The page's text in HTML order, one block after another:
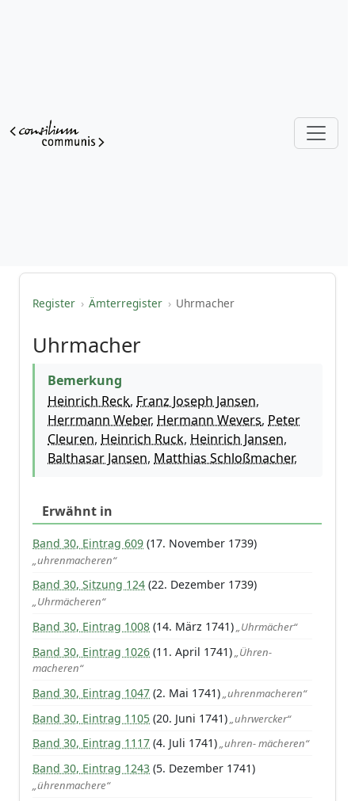
Register › Ämterregister › Uhrmacher
Uhrmacher
Bemerkung
Heinrich Reck, Franz Joseph Jansen,
Herrmann Weber, Hermann Wevers, Peter
Cleuren, Heinrich Ruck, Heinrich Jansen,
Balthasar Jansen, Matthias Schloßmacher,
Erwähnt in
Band 30, Eintrag 609 (17. November 1739)
„uhrenmacheren“
Band 30, Sitzung 124 (22. Dezember 1739)
„Uhrmächeren“
Band 30, Eintrag 1008 (14. März 1741)„Uhrmächer“
Band 30, Eintrag 1026 (11. April 1741) „Ühren-
macheren“
Band 30, Eintrag 1047 (2. Mai 1741)„uhrenmacheren“
Band 30, Eintrag 1105 (20. Juni 1741)„uhrwercker“
Band 30, Eintrag 1117 (4. Juli 1741)„uhren- mächeren“
Band 30, Eintrag 1243 (5. Dezember 1741)
„ührenmachere“